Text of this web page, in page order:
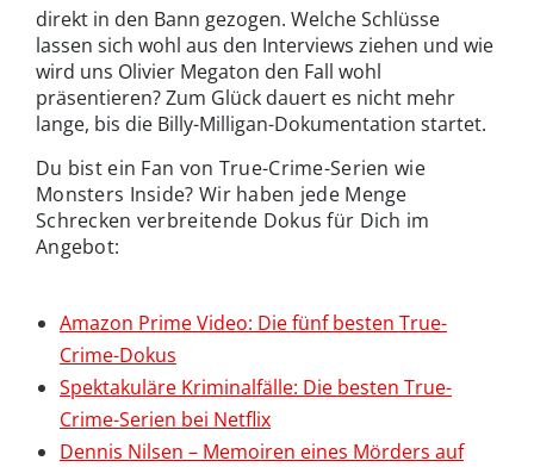
direkt in den Bann gezogen. Welche Schlüsse
lassen sich wohl aus den Interviews ziehen und wie
wird uns Olivier Megaton den Fall wohl
präsentieren? Zum Glück dauert es nicht mehr
lange, bis die Billy-Milligan-Dokumentation startet.
Du bist ein Fan von True-Crime-Serien wie
Monsters Inside? Wir haben jede Menge
Schrecken verbreitende Dokus für Dich im
Angebot:
Amazon Prime Video: Die fünf besten True-
Crime-Dokus
Spektakuläre Kriminalfälle: Die besten True-
Crime-Serien bei Netflix
Dennis Nilsen – Memoiren eines Mörders auf